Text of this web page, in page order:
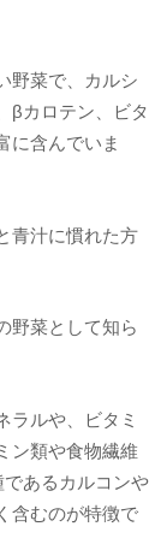
野菜で、カルシ
βカロテン、ビタ
に含んでいま
青汁に慣れた方
野菜として知ら
ラルや、ビタミ
ン類や食物繊維
あるカルコンや
含むのが特徴で